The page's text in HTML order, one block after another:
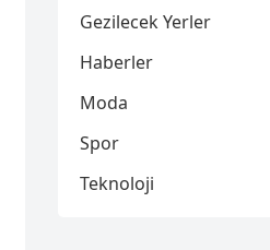
Gezilecek Yerler
Haberler
Moda
Spor
Teknoloji